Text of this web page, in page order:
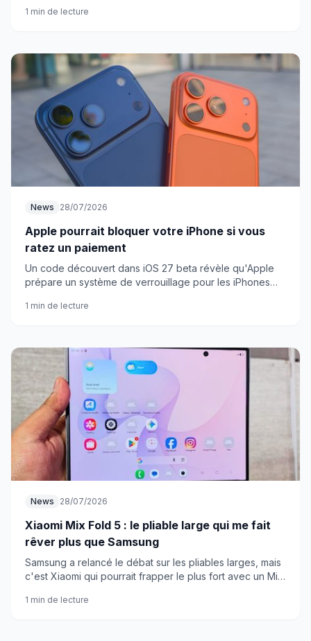
1 min de lecture
News 28/07/2026
Apple pourrait bloquer votre iPhone si vous
ratez un paiement
Un code découvert dans iOS 27 beta révèle qu'Apple
prépare un système de verrouillage pour les iPhones
1 min de lecture
News 28/07/2026
Xiaomi Mix Fold 5 : le pliable large qui me fait
rêver plus que Samsung
Samsung a relancé le débat sur les pliables larges, mais
c'est Xiaomi qui pourrait frapper le plus fort avec un Mix
1 min de lecture